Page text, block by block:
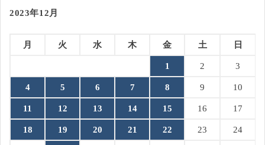
2023年12月
月 火 水 木 金 土 日
1 2 3
4 5 6 7 8 9 10
11 12 13 14 15 16 17
18 19 20 21 22 23 24